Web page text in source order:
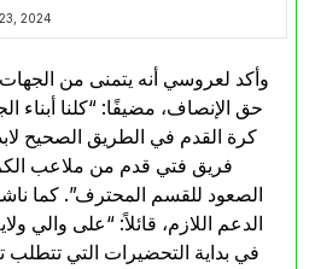
2024
وأكد لعروسي أنه يتمنى من
حق الإنصاف، مضيفًا: “كلنا أبناء
كرة القدم في الطريق الصحيح
فريق فتي قدم من ملاعب
الصعود للقسم المحترف”. كما
الدعم اللازم، قائلاً: “على والي
في بداية التحضيرات التي تتطلب